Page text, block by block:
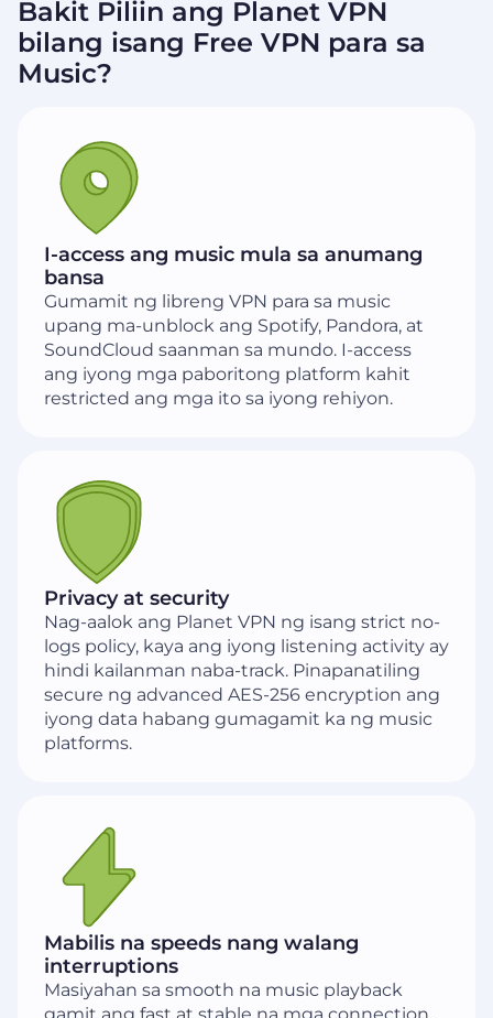
Bakit Piliin ang Planet VPN
bilang isang Free VPN para sa
Music?
I-access ang music mula sa anumang
bansa
Gumamit ng libreng VPN para sa music
upang ma-unblock ang Spotify, Pandora, at
SoundCloud saanman sa mundo. I-access
ang iyong mga paboritong platform kahit
restricted ang mga ito sa iyong rehiyon.
Privacy at security
Nag-aalok ang Planet VPN ng isang strict no-
logs policy, kaya ang iyong listening activity ay
hindi kailanman naba-track. Pinapanatiling
secure ng advanced AES-256 encryption ang
iyong data habang gumagamit ka ng music
platforms.
Mabilis na speeds nang walang
interruptions
Masiyahan sa smooth na music playback